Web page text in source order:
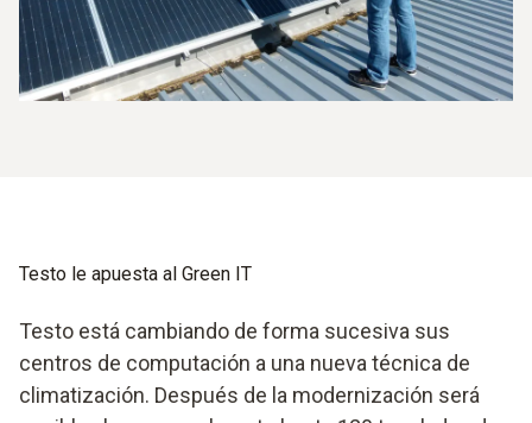
Testo le apuesta al Green IT
Testo está cambiando de forma sucesiva sus
centros de computación a una nueva técnica de
climatización. Después de la modernización será